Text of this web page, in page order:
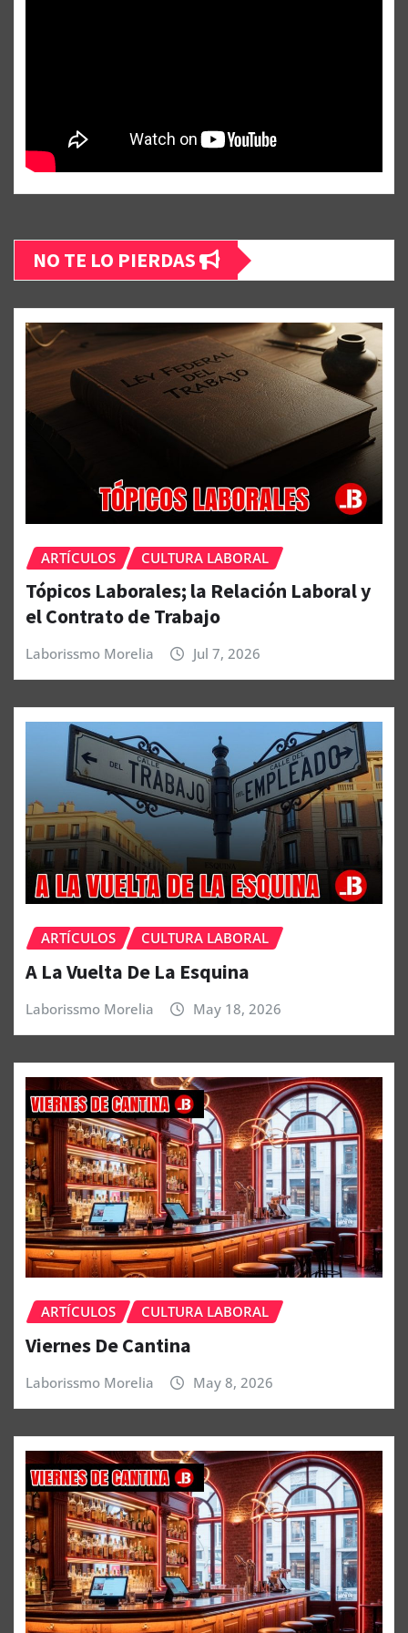
NO TE LO PIERDAS
ARTÍCULOS CULTURA LABORAL
Tópicos Laborales; la Relación Laboral y
el Contrato de Trabajo
Laborissmo Morelia Jul 7, 2026
ARTÍCULOS CULTURA LABORAL
A La Vuelta De La Esquina
Laborissmo Morelia May 18, 2026
ARTÍCULOS CULTURA LABORAL
Viernes De Cantina
Laborissmo Morelia May 8, 2026